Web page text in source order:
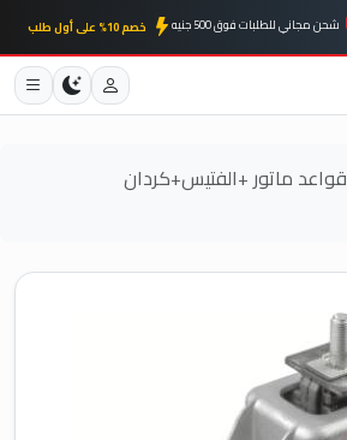
شحن مجاني للطلبات فوق 500 جنيه خصم 10% على أول طلب
قواعد ماتور +الفتيس+كردان